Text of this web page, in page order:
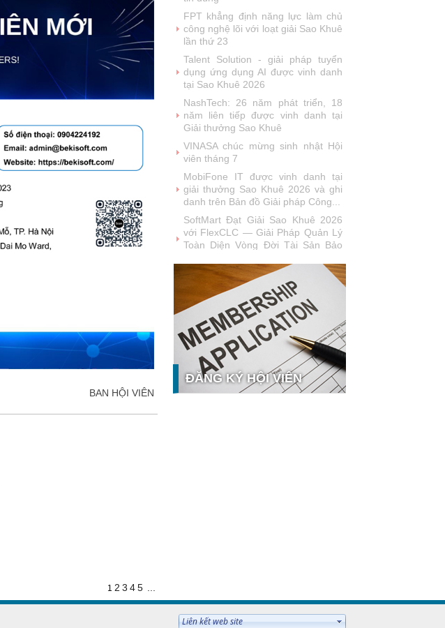
BAN HỘI VIÊN
1 2 3 45
năm liên tiếp được vinh danh tại
Giải thưởng Sao Khuê
VINASA chúc mừng sinh nhật Hội
viên tháng 7
MobiFone IT được vinh danh tại
giải thưởng Sao Khuê 2026 và ghi
danh trên Bản đồ Giải pháp Công...
SoftMart Đạt Giải Sao Khuê 2026
với FlexCLC — Giải Pháp Quản Lý
Toàn Diện Vòng Đời Tài Sản Bảo
Đảm
VUS đạt giải thưởng Sao Khuê
2026: Khẳng định vị thế tiên phong
trong công nghệ giáo dục (EdTech)
Từ Quán quân Sota Tank đến Sao
Khuê 5 sao 2026: Hành trình đưa
người Việt ra thế giới của Saydi AI
nghiệp: NoteX và hành trình chinh
phục Giải thưởng Sao Khuê 2026
Vietnam Tech Map 2026 công bố
bộ câu hỏi mẫu cho 30 lĩnh vực
công nghệ và thị trường
Giải pháp PGx của GeneStory: Lời
giải cho bài toán tự chủ công nghệ
y tế số tại Sao Khuê 2026
Ứng dụng nhận diện cuộc gọi
đồ Giải pháp Công nghệ số Việt
Nam
ĐĂNG KÝ HỘI VIÊN
ĐĂNG KÝ HỘI VIÊN